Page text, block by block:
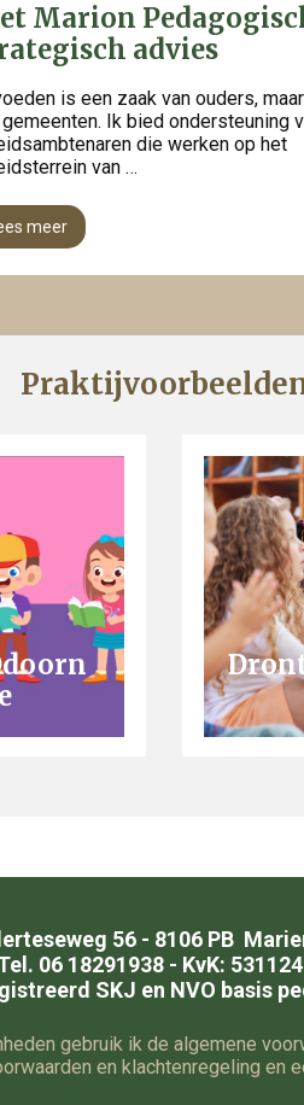
Marion
advies
is een zaak van ouders,
gemeenten. Ik bied ondersteuning
die werken op het
van …
meer
56 - 8106 PB
06 18291938 - KvK: 531124
SKJ en NVO basis
gebruik ik de algemene
en klachtenregeling en